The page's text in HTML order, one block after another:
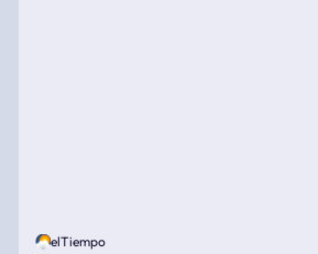
elTiempo